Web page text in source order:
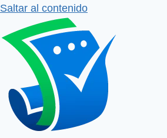
Saltar al contenido